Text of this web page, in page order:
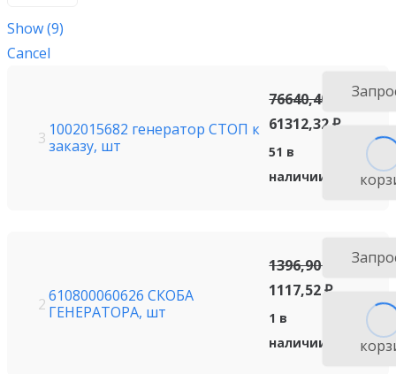
Show(9)
Cancel
3 1002015682 генератор СТОП к
заказу, шт
76640,40
61312,32₽
51 в
наличии
2610800060626 СКОБА
ГЕНЕРАТОРА, шт
1396,90
1117,52₽
1 в
наличии